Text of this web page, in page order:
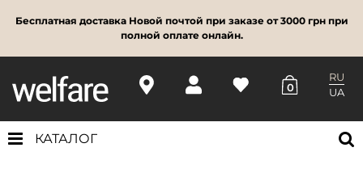
Бесплатная доставка Новой почтой при заказе от 3000 грн при
полной оплате онлайн.
0
RU
UA
КАТАЛОГ